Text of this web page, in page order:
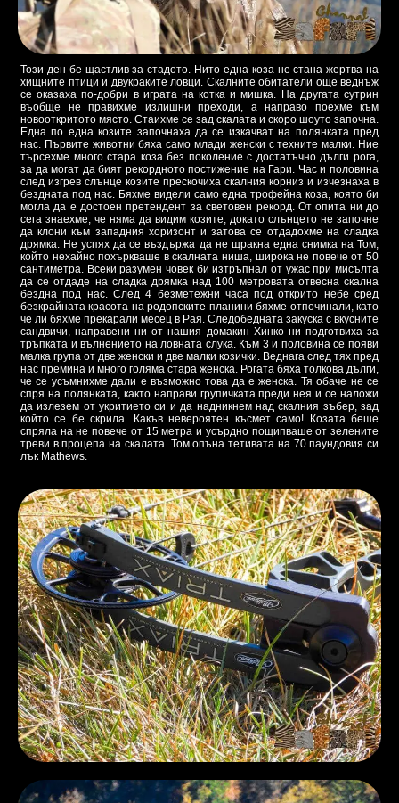
Този ден бе щастлив за стадото. Нито една коза не стана жертва на
хищните птици и двукраките ловци. Скалните обитатели още веднъж
се оказаха по-добри в играта на котка и мишка. На другата сутрин
въобще не правихме излишни преходи, а направо поехме към
новооткритото място. Стаихме се зад скалата и скоро шоуто започна.
Една по една козите започнаха да се изкачват на полянката пред
нас. Първите животни бяха само млади женски с техните малки. Ние
търсехме много стара коза без поколение с достатъчно дълги рога,
за да могат да бият рекордното постижение на Гари. Час и половина
след изгрев слънце козите прескочиха скалния корниз и изчезнаха в
бездната под нас. Бяхме видели само една трофейна коза, която би
могла да е достоен претендент за световен рекорд. От опита ни до
сега знаехме, че няма да видим козите, докато слънцето не започне
да клони към западния хоризонт и затова се отдадохме на сладка
дрямка. Не успях да се въздържа да не щракна една снимка на Том,
който нехайно похъркваше в скалната ниша, широка не повече от 50
сантиметра. Всеки разумен човек би изтръпнал от ужас при мисълта
да се отдаде на сладка дрямка над 100 метровата отвесна скална
бездна под нас. След 4 безметежни часа под открито небе сред
безкрайната красота на родопските планини бяхме отпочинали, като
че ли бяхме прекарали месец в Рая. Следобедната закуска с вкусните
сандвичи, направени ни от нашия домакин Хинко ни подготвиха за
тръпката и вълнението на ловната слука. Към 3 и половина се появи
малка група от две женски и две малки козички. Веднага след тях пред
нас премина и много голяма стара женска. Рогата бяха толкова дълги,
че се усъмнихме дали е възможно това да е женска. Тя обаче не се
спря на полянката, както направи групичката преди нея и се наложи
да излезем от укритието си и да надникнем над скалния зъбер, зад
който се бе скрила. Какъв невероятен късмет само! Козата беше
спряла на не повече от 15 метра и усърдно пощипваше от зелените
треви в процепа на скалата. Том опъна тетивата на 70 паундовия си
лък Mathews.